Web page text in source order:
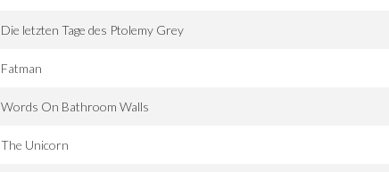
Die letzten Tage des Ptolemy Grey
Fatman
Words On Bathroom Walls
The Unicorn